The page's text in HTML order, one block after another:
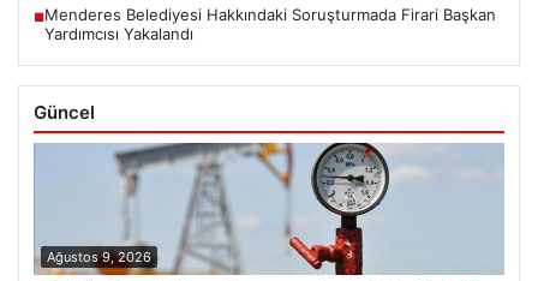
■Menderes Belediyesi Hakkındaki Soruşturmada Firari Başkan
Yardımcısı Yakalandı
Güncel
Ağustos 9, 2026